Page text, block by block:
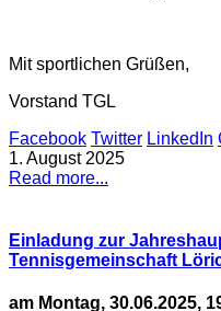
Mit sportlichen Grüßen,
Vorstand TGL
Facebook Twitter LinkedIn
1. August 2025
Read more...
Einladung zur
Tennisgemeinschaft
am Montag, 30.06.2025,